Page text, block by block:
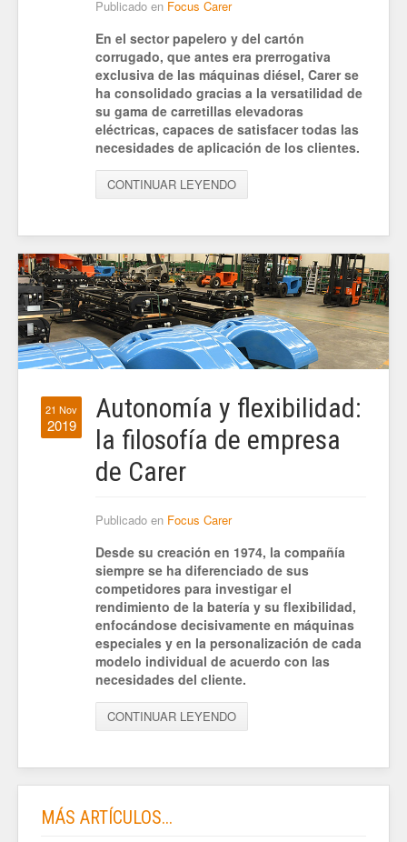
Publicado en Focus Carer
En el sector papelero y del cartón
corrugado, que antes era prerrogativa
exclusiva de las máquinas diésel, Carer se
ha consolidado gracias a la versatilidad de
su gama de carretillas elevadoras
eléctricas, capaces de satisfacer todas las
necesidades de aplicación de los clientes.
CONTINUAR LEYENDO
21 Nov
2019
Autonomía y flexibilidad:
la filosofía de empresa
de Carer
Publicado en Focus Carer
Desde su creación en 1974, la compañía
siempre se ha diferenciado de sus
competidores para investigar el
rendimiento de la batería y su flexibilidad,
enfocándose decisivamente en máquinas
especiales y en la personalización de cada
modelo individual de acuerdo con las
necesidades del cliente.
CONTINUAR LEYENDO
MÁS ARTÍCULOS...